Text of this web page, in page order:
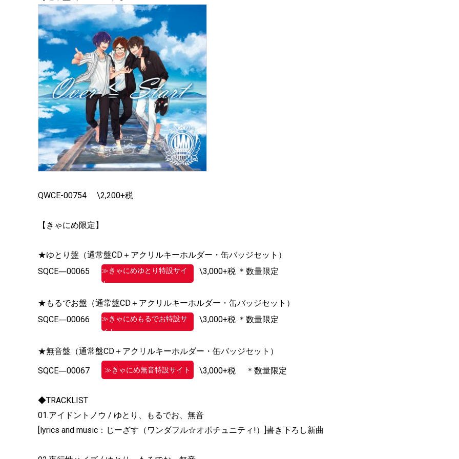
QWCE-00754 \2,200+税
【きゃにめ限定】
★ゆとり盤（通常盤CD＋アクリルキーホルダー・缶バッジセット）
SQCE―00065
≫きゃにめゆとり特設サイ
ト
\3,000+税 ＊数量限定
★もるでお盤（通常盤CD＋アクリルキーホルダー・缶バッジセット）
SQCE―00066
≫きゃにめもるでお特設サ
イト
\3,000+税 ＊数量限定
★無音盤（通常盤CD＋アクリルキーホルダー・缶バッジセット）
SQCE―00067
≫きゃにめ無音特設サイト \3,000+税 ＊数量限定
◆TRACKLIST
01.アイドントノウ / ゆとり、もるでお、無音
[lyrics and music：じーざす（ワンダフル☆オポチュニティ!）]書き下ろし新曲